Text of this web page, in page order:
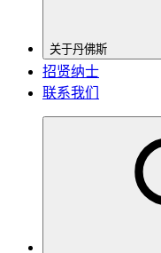
关于丹佛斯
招贤纳士
联系我们